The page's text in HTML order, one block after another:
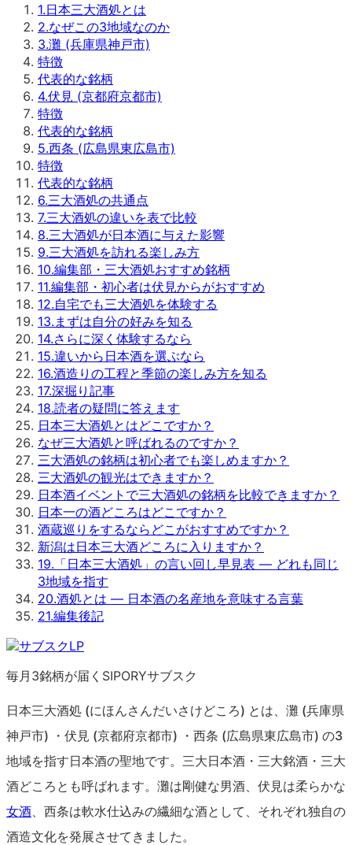
1.日本三大酒処とは
2.なぜこの3地域なのか
3.灘 (兵庫県神戸市)
特徴
代表的な銘柄
4.伏見 (京都府京都市)
特徴
代表的な銘柄
5.西条 (広島県東広島市)
特徴
代表的な銘柄
6.三大酒処の共通点
7.三大酒処の違いを表で比較
8.三大酒処が日本酒に与えた影響
9.三大酒処を訪れる楽しみ方
10.編集部・三大酒処おすすめ銘柄
11.編集部・初心者は伏見からがおすすめ
12.自宅でも三大酒処を体験する
13. まずは自分の好みを知る
14.さらに深く体験するなら
15.違いから日本酒を選ぶなら
16.酒造りの工程と季節の楽しみ方を知る
17.深掘り記事
18.読者の疑問に答えます
日本三大酒処とはどこですか？
なぜ三大酒処と呼ばれるのですか？
三大酒処の銘柄は初心者でも楽しめますか？
三大酒処の観光はできますか？
日本酒イベントで三大酒処の銘柄を比較できますか？
日本一の酒どころはどこですか？
酒蔵巡りをするならどこがおすすめですか？
新潟は日本三大酒どころに入りますか？
19. 「日本三大酒処」の言い回し早見表 — どれも同じ
3地域を指す
20.酒処とは — 日本酒の名産地を意味する言葉
21.編集後記
毎月3銘柄が届くSIPORYサブスク
日本三大酒処 (にほんさんだいさけどころ) とは、灘 (兵庫県
神戸市) ・伏見 (京都府京都市) ・西条 (広島県東広島市) の3
地域を指す日本酒の聖地です。三大日本酒・三大銘酒・三大
酒どころとも呼ばれます。灘は剛健な男酒、伏見は柔らかな
女酒 、西条は軟水仕込みの繊細な酒として、それぞれ独自の
酒造文化を発展させてきました。